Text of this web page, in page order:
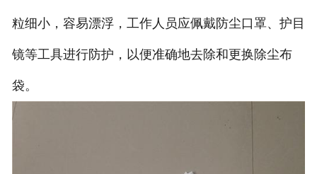
粒细小，容易漂浮，工作人员应佩戴防尘口罩、护目
镜等工具进行防护，以便准确地去除和更换除尘布
袋。